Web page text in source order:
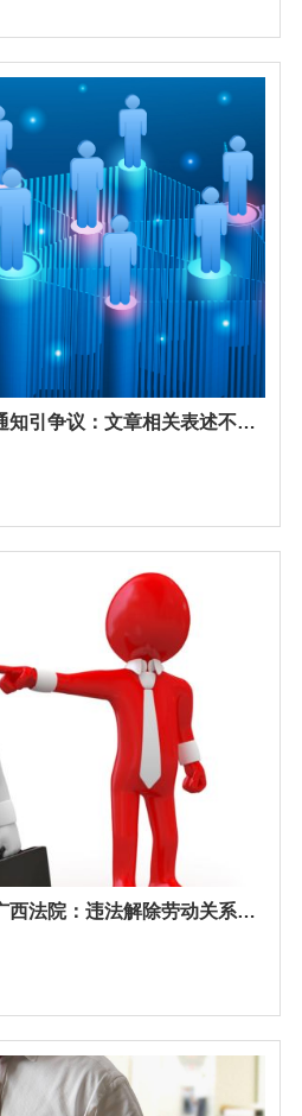
河南回应带薪错峰休假通知引争议：文章相关表述不够准确，程序审签不规范，待修改后予以印发
产品出事就开除员工？广西法院：违法解除劳动关系，双倍赔偿！